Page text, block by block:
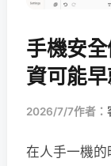
手機安
資可能早
2026/7/7作者：
在人手一機